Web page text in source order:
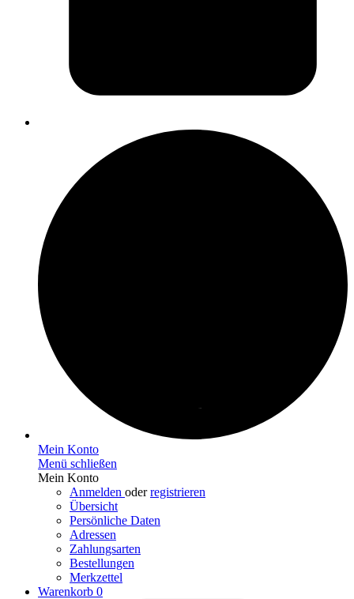
Mein Konto
Menü schließen
Mein Konto
Anmelden oderregistrieren
Übersicht
Persönliche Daten
Adressen
Zahlungsarten
Bestellungen
Merkzettel
Warenkorb 0